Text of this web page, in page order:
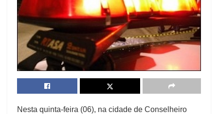
Nesta quinta-feira (06), na cidade de Conselheiro